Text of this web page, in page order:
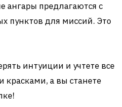
ангары предлагаются с
пунктов для миссий. Это
интуиции и учтете все
красками, а вы станете